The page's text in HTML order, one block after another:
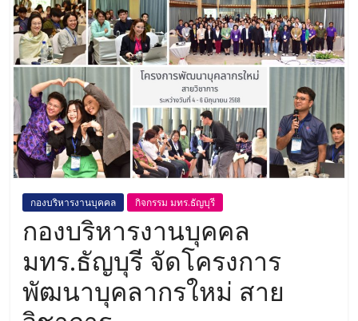
กองบริหารงานบุคคล กิจกรรม มทร.ธัญบุรี
กองบริหารงานบุคคล
มทร.ธัญบุรี จัดโครงการ
พัฒนาบุคลากรใหม่ สาย